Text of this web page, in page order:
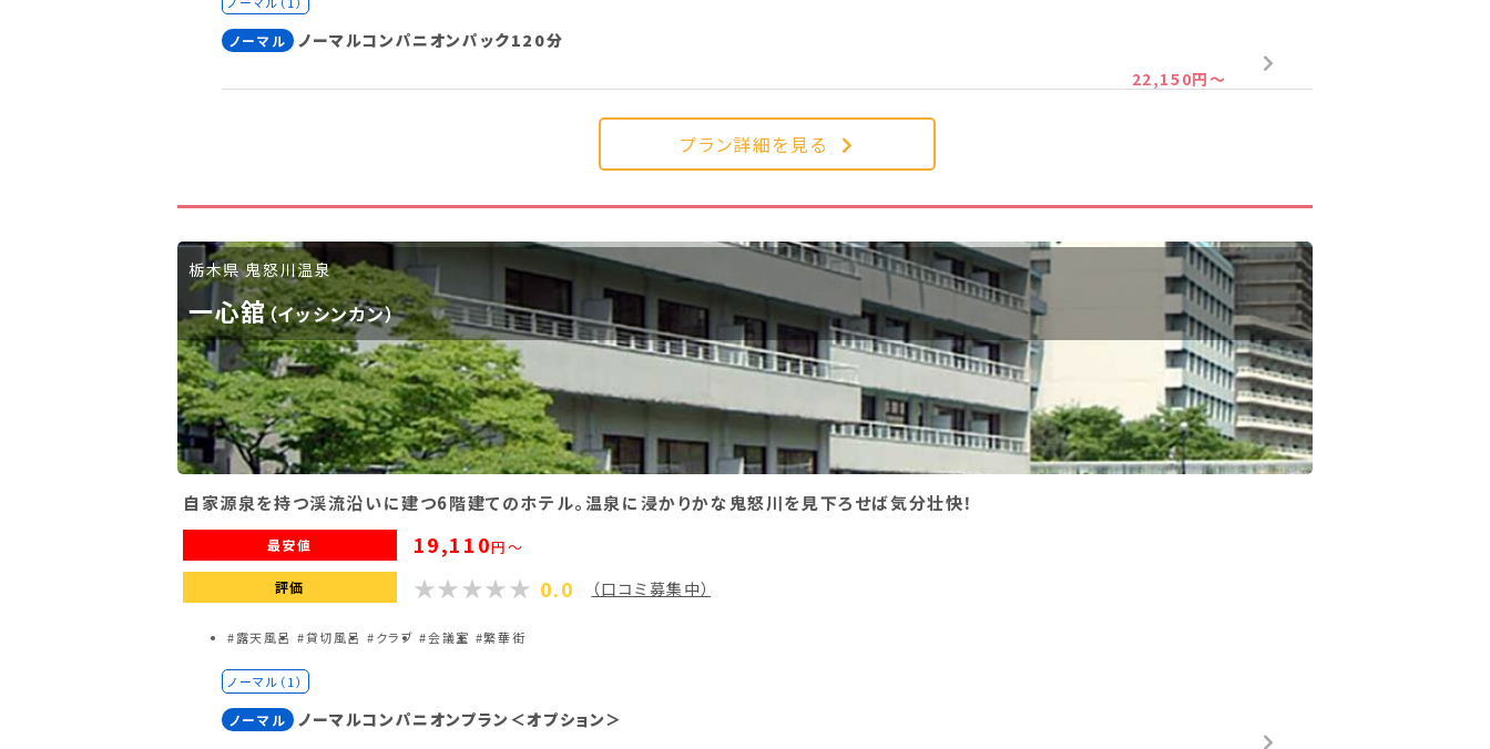
ノーマル
ノーマルコンパニオンパック120分
22,150円～
プラン詳細を見る
栃木県 鬼怒川温泉
一心舘（イッシンカン）
自家源泉を持つ渓流沿いに建つ6階建てのホテル。温泉に浸かりかな鬼怒川を見下ろせば気分壮快！
最安値 19,110円～
評価 0.0 （口コミ募集中）
#露天風呂 #貸切風呂 #クラブ #会議室 #繁華街
ノーマル（1）
ノーマル
ノーマルコンパニオンプラン＜オプション＞